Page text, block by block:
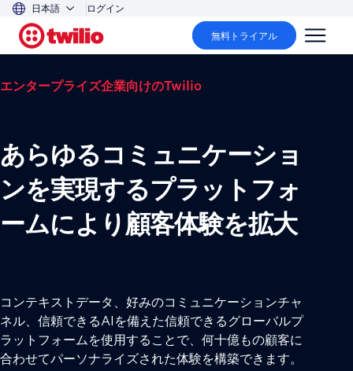
日本語 ログイン
無料トライアル
エンタープライズ企業向けのTwilio
あらゆるコミュニケーショ
ンを実現するプラットフォ
ームにより顧客体験を拡大
コンテキストデータ、好みのコミュニケーションチャ
ネル、信頼できるAIを備えた信頼できるグローバルプ
ラットフォームを使用することで、何十億もの顧客に
合わせてパーソナライズされた体験を構築できます。